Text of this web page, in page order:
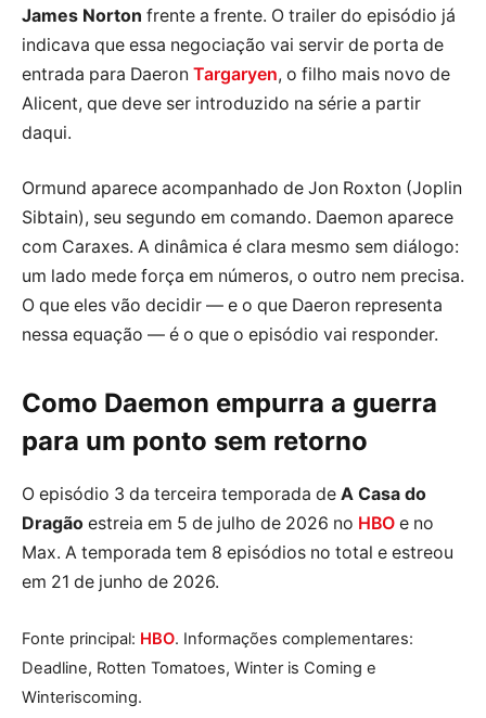
James Norton frente a frente. O trailer do episódio já
indicava que essa negociação vai servir de porta de
entrada para Daeron Targaryen, o filho mais novo de
Alicent, que deve ser introduzido na série a partir
daqui.
Ormund aparece acompanhado de Jon Roxton (Joplin
Sibtain), seu segundo em comando. Daemon aparece
com Caraxes. A dinâmica é clara mesmo sem diálogo:
um lado mede força em números, o outro nem precisa.
O que eles vão decidir — e o que Daeron representa
nessa equação — é o que o episódio vai responder.
Como Daemon empurra a guerra
para um ponto sem retorno
O episódio 3 da terceira temporada de A Casa do
Dragão estreia em 5 de julho de 2026 no HBO e no
Max. A temporada tem 8 episódios no total e estreou
em 21 de junho de 2026.
Fonte principal: HBO. Informações complementares:
Deadline, Rotten Tomatoes, Winter is Coming e
Winteriscoming.